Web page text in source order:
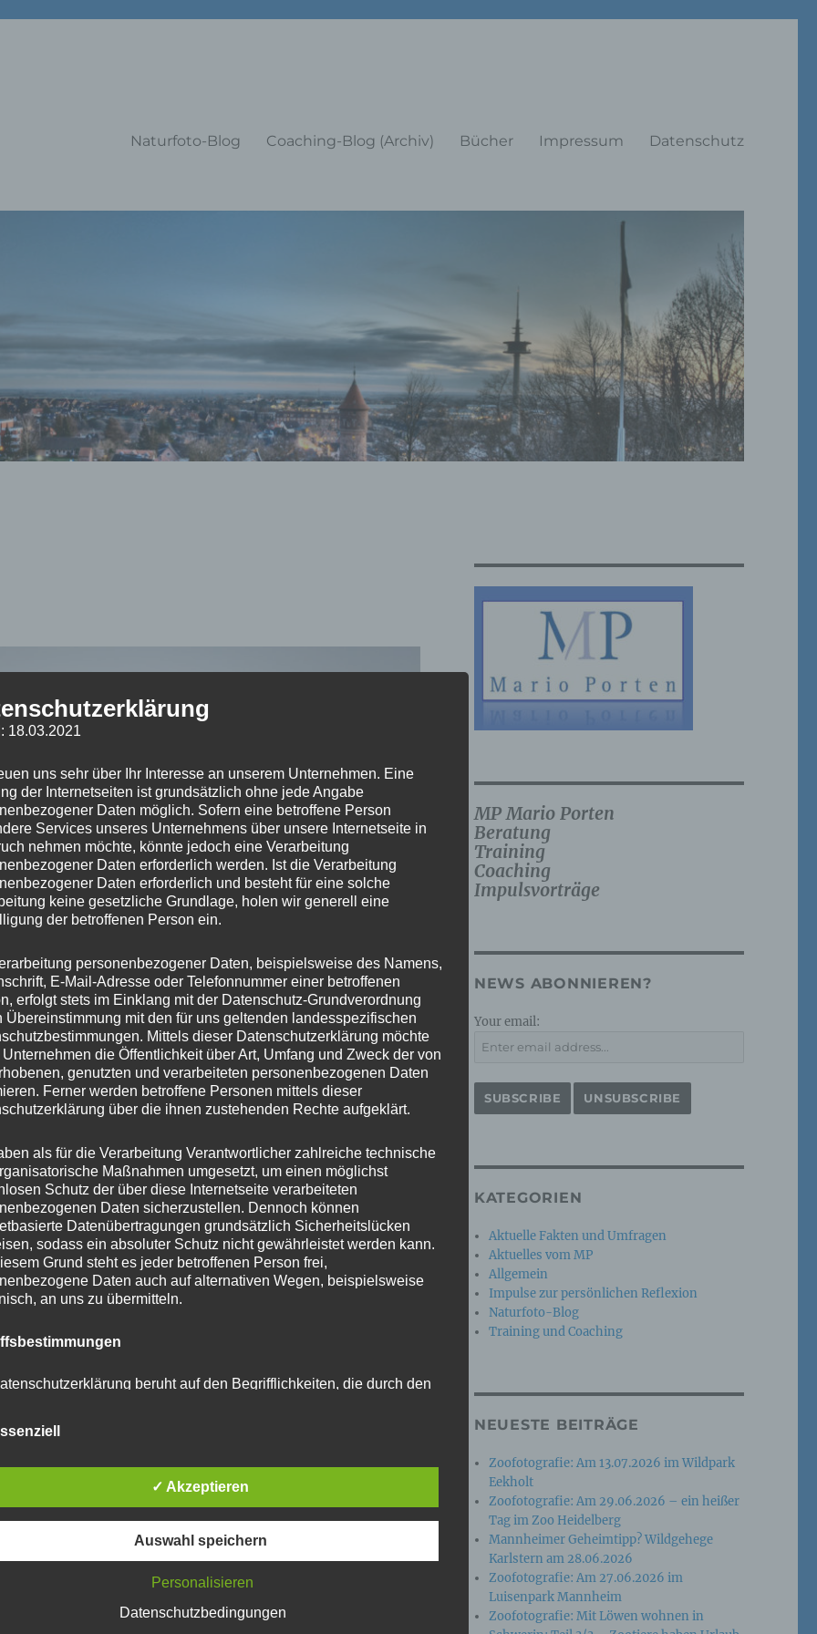
Naturfoto-Blog Coaching-Blog (Archiv) Bücher Impressum Datenschutz
abzugeben.
reduzieren.Erfahre, wie deine Kommentardaten
MP Mario Porten
Beratung
Training
Coaching
Impulsvorträge
NEWS ABONNIEREN?
Your email:
KATEGORIEN
Aktuelle Fakten und Umfragen
Aktuelles vom MP
Allgemein
Impulse zur persönlichen Reflexion
Naturfoto-Blog
Training und Coaching
NEUESTE BEITRÄGE
Zoofotografie: Am 13.07.2026 im Wildpark
Eekholt
Zoofotografie: Am 29.06.2026 – ein heißer
Tag im Zoo Heidelberg
Mannheimer Geheimtipp? Wildgehege
Karlstern am 28.06.2026
Zoofotografie: Am 27.06.2026 im
Luisenpark Mannheim
Zoofotografie: Mit Löwen wohnen in
18.03.2021
uns sehr über Ihr Interesse an unserem Unternehmen. Eine
der Internetseiten ist grundsätzlich ohne jede Angabe
Daten möglich. Sofern eine betroffene Person
Services unseres Unternehmens über unsere Internetseite in
nehmen möchte, könnte jedoch eine Verarbeitung
Daten erforderlich werden. Ist die Verarbeitung
Daten erforderlich und besteht für eine solche
keine gesetzliche Grundlage, holen wir generell eine
der betroffenen Person ein.
personenbezogener Daten, beispielsweise des Namens,
E-Mail-Adresse oder Telefonnummer einer betroffenen
erfolgt stets im Einklang mit der Datenschutz-Grundverordnung
Übereinstimmung mit den für uns geltenden landesspezifischen
Mittels dieser Datenschutzerklärung möchte
Unternehmen die Öffentlichkeit über Art, Umfang und Zweck der von
genutzten und verarbeiteten personenbezogenen Daten
Ferner werden betroffene Personen mittels dieser
über die ihnen zustehenden Rechte aufgeklärt.
als für die Verarbeitung Verantwortlicher zahlreiche technische
Maßnahmen umgesetzt, um einen möglichst
Schutz der über diese Internetseite verarbeiteten
Daten sicherzustellen. Dennoch können
Datenübertragungen grundsätzlich Sicherheitslücken
sodass ein absoluter Schutz nicht gewährleistet werden kann.
Grund steht es jeder betroffenen Person frei,
Daten auch auf alternativen Wegen, beispielsweise
an uns zu übermitteln.
beruht auf den Begrifflichkeiten, die durch den
Grundverordnung (DS-GVO) verwendet wurden. Unsere
soll sowohl für die Öffentlichkeit als auch für unsere
gewährleisten, möchten wir vorab die verwendeten
in dieser Datenschutzerklärung unter anderem die
✓ Akzeptieren
Auswahl speichern
Personalisieren
Datenschutzbedingungen